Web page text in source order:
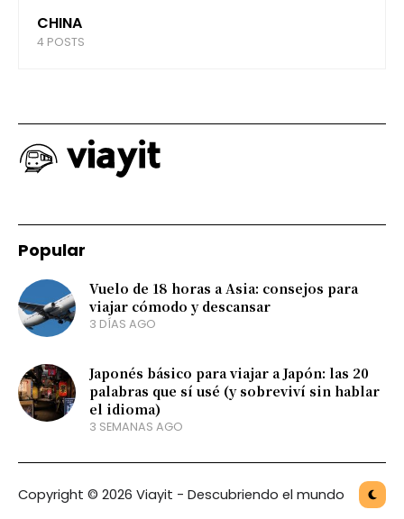
CHINA
4 POSTS
Popular
Vuelo de 18 horas a Asia: consejos para
viajar cómodo y descansar
3 DÍAS AGO
Japonés básico para viajar a Japón: las 20
palabras que sí usé (y sobreviví sin hablar
el idioma)
3 SEMANAS AGO
Copyright © 2026 Viayit - Descubriendo el mundo